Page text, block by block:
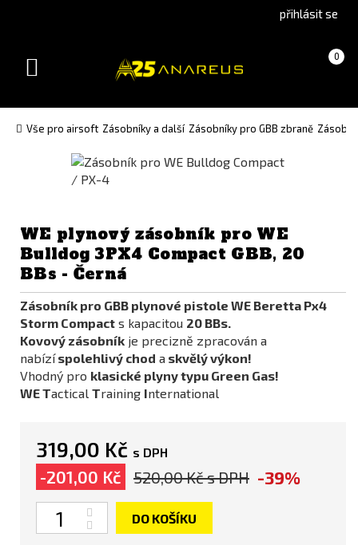
version(Slovak)
přihlásit se
Košík 0
(prázdný)
Toggle
Vše pro airsoft Zásobníky a další Zásobníky pro GBB zbraně
WE plynový zásobník pro WE
Bulldog 3PX4 Compact GBB, 20
BBs - Černá
Zásobník pro GBB plynové pistole WEBeretta Px4
Storm Compact s kapacitou 20 BBs.
Kovový zásobník je precizně zpracován a
nabízíspolehlivý chod a skvělý výkon!
Vhodný pro klasické plyny typu Green Gas!
WETactical Training International
319,00 Kč s DPH
-201,00 Kč 520,00 Kčs DPH -39%
Počet
DO KOŠÍKU